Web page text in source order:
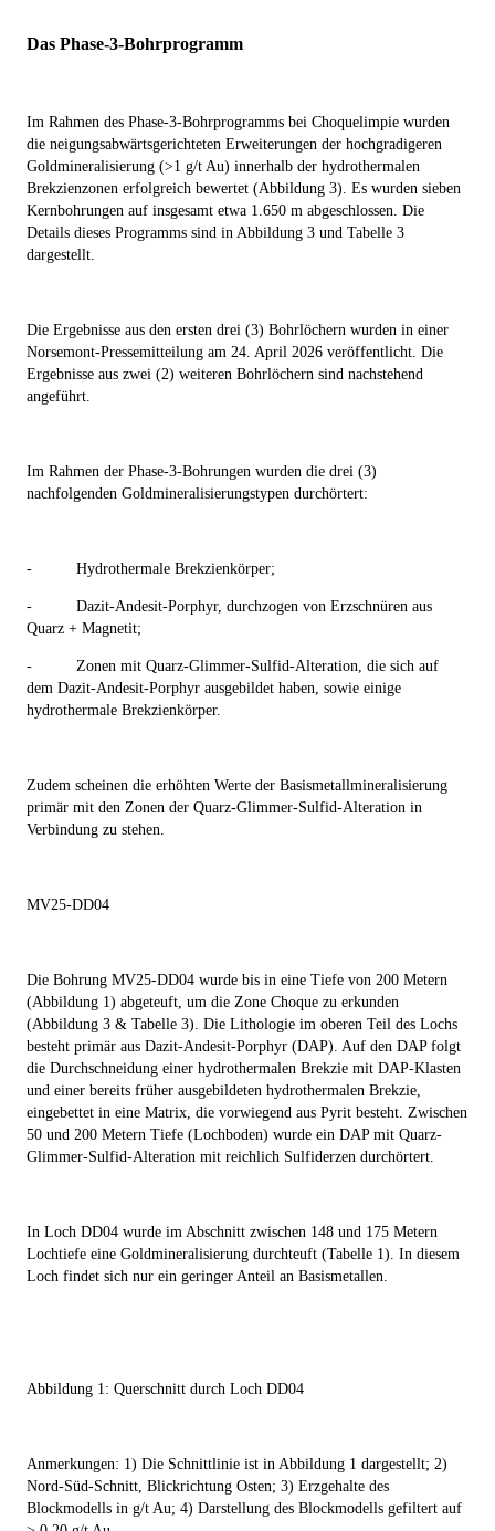
Das Phase-3-Bohrprogramm
Im Rahmen des Phase-3-Bohrprogramms bei Choquelimpie wurden
die neigungsabwärtsgerichteten Erweiterungen der hochgradigeren
Goldmineralisierung (>1 g/t Au) innerhalb der hydrothermalen
Brekzienzonen erfolgreich bewertet (Abbildung 3). Es wurden sieben
Kernbohrungen auf insgesamt etwa 1.650 m abgeschlossen. Die
Details dieses Programms sind in Abbildung 3 und Tabelle 3
dargestellt.
Die Ergebnisse aus den ersten drei (3) Bohrlöchern wurden in einer
Norsemont-Pressemitteilung am 24. April 2026 veröffentlicht. Die
Ergebnisse aus zwei (2) weiteren Bohrlöchern sind nachstehend
angeführt.
Im Rahmen der Phase-3-Bohrungen wurden die drei (3)
nachfolgenden Goldmineralisierungstypen durchörtert:
- Hydrothermale Brekzienkörper;
-
Dazit-Andesit-Porphyr, durchzogen von Erzschnüren aus
Quarz + Magnetit;
-
Zonen mit Quarz-Glimmer-Sulfid-Alteration, die sich auf
dem Dazit-Andesit-Porphyr ausgebildet haben, sowie einige
hydrothermale Brekzienkörper.
Zudem scheinen die erhöhten Werte der Basismetallmineralisierung
primär mit den Zonen der Quarz-Glimmer-Sulfid-Alteration in
Verbindung zu stehen.
MV25-DD04
Die Bohrung MV25-DD04 wurde bis in eine Tiefe von 200 Metern
(Abbildung 1) abgeteuft, um die Zone Choque zu erkunden
(Abbildung 3 & Tabelle 3). Die Lithologie im oberen Teil des Lochs
besteht primär aus Dazit-Andesit-Porphyr (DAP). Auf den DAP folgt
die Durchschneidung einer hydrothermalen Brekzie mit DAP-Klasten
und einer bereits früher ausgebildeten hydrothermalen Brekzie,
eingebettet in eine Matrix, die vorwiegend aus Pyrit besteht. Zwischen
50 und 200 Metern Tiefe (Lochboden) wurde ein DAP mit Quarz-
Glimmer-Sulfid-Alteration mit reichlich Sulfiderzen durchörtert.
In Loch DD04 wurde im Abschnitt zwischen 148 und 175 Metern
Lochtiefe eine Goldmineralisierung durchteuft (Tabelle 1). In diesem
Loch findet sich nur ein geringer Anteil an Basismetallen.
Abbildung 1: Querschnitt durch Loch DD04
Anmerkungen: 1) Die Schnittlinie ist in Abbildung 1 dargestellt; 2)
Nord-Süd-Schnitt, Blickrichtung Osten; 3) Erzgehalte des
Blockmodells in g/t Au; 4) Darstellung des Blockmodells gefiltert auf